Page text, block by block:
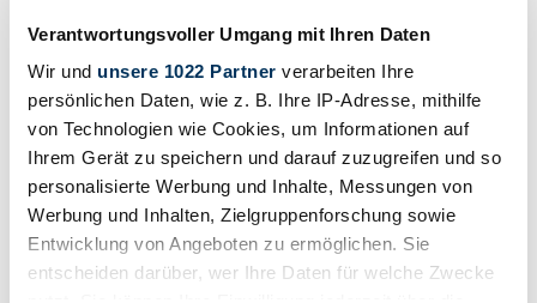
Verantwortungsvoller Umgang mit Ihren Daten
Wir und unsere 1022 Partner verarbeiten Ihre
persönlichen Daten, wie z. B. Ihre IP-Adresse, mithilfe
von Technologien wie Cookies, um Informationen auf
Ihrem Gerät zu speichern und darauf zuzugreifen und so
personalisierte Werbung und Inhalte, Messungen von
Werbung und Inhalten, Zielgruppenforschung sowie
Entwicklung von Angeboten zu ermöglichen. Sie
entscheiden darüber, wer Ihre Daten für welche Zwecke